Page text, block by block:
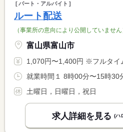
パート・アルバイト
ルート配送
（事業所の意向により公開していません
富山県富山市
1,070円〜1,400円 ※フルタイム求人の場合は月額（換算額
土曜日，日曜日，祝日
求人詳細を見る (ハ